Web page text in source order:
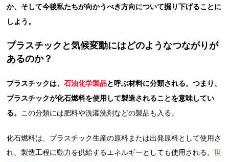
か、そして今後私たちが向かうべき方向について掘り下げることに
しよう。
プラスチックと気候変動にはどのようなつながりが
あるのか？
プラスチックは、石油化学製品と呼ぶ材料に分類される。つまり、
プラスチックが化石燃料を使用して製造されることを意味してい
る。
この分類には肥料や洗濯洗剤などの製品も入る。
化石燃料は、プラスチック生産の原料または出発原料として使用さ
れ、製造工程に動力を供給するエネルギーとしても使用される。世